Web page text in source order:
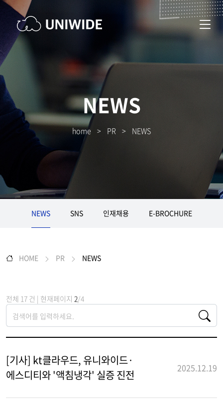
NEWS
home > PR > NEWS
NEWS SNS 인재채용 E-BROCHURE
HOME PR NEWS
전체 17 건 | 현재페이지 2/4
[기사] kt클라우드, 유니와이드·
에스디티와 '액침냉각' 실증 진전
2025.12.19